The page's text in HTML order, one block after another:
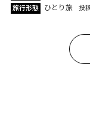
旅行形態 ひとり旅 投